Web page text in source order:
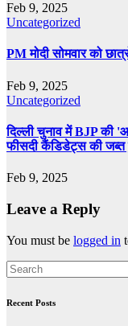
Feb 9, 2025
Uncategorized
PM मोदी सोमवार को
Feb 9, 2025
Uncategorized
दिल्ली चुनाव में BJP की
फीसदी कैंडिडेट्स की जब्त
Feb 9, 2025
Leave a Reply
You must be logged in
Recent Posts